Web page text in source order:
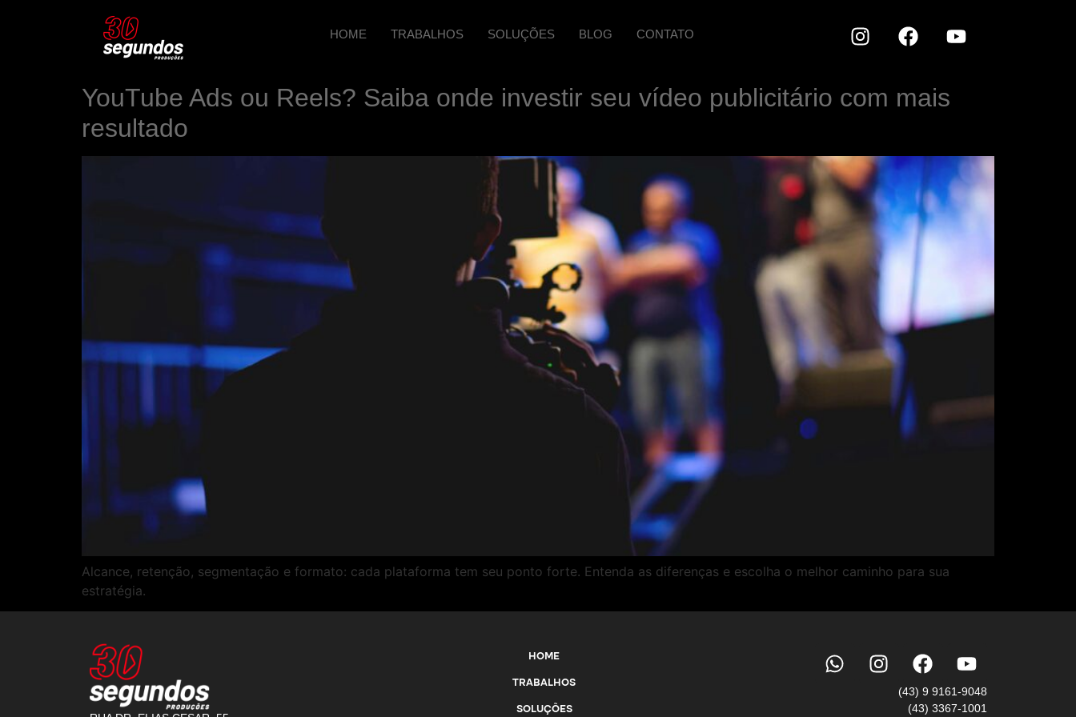
HOME TRABALHOS SOLUÇÕES BLOG CONTATO
YouTube Ads ou Reels? Saiba onde investir seu vídeo publicitário com mais
resultado
Alcance, retenção, segmentação e formato: cada plataforma tem seu ponto forte. Entenda as diferenças e escolha o melhor caminho para sua
estratégia.
HOME
TRABALHOS
SOLUÇÕES
(43) 9 9161-9048
(43) 3367-1001